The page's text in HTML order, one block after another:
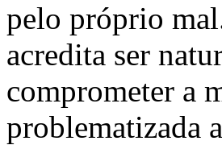
pelo próprio
acredita ser
comprometer a
problematizada